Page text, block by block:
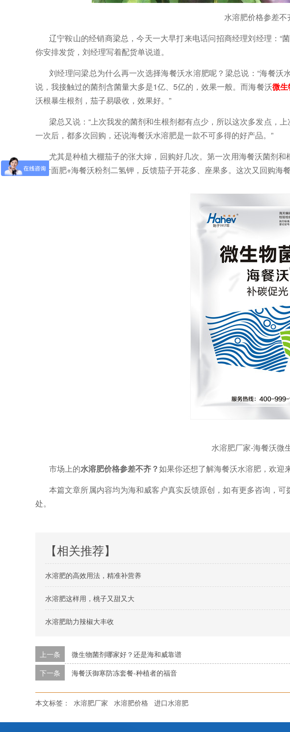
水溶肥价格参差不
辽宁鞍山的经销商梁总，今天一大早打来电话问招商经理刘经理：“
你安排发货，刘经理写着配货单说道。
刘经理问梁总为什么再一次选择海餐沃水溶肥呢？梁总说：“海餐沃
说，我接触过的菌剂含菌量大多是1亿、5亿的，效果一般。而海餐沃微
沃根暴生根剂 ，茄子易吸收，效果好。 ”
梁总又说：“上次我发的菌剂和生根剂都有点少，所以这次多发点，
一次后，都多次回购，还说海餐沃水溶肥是一款不可多得的好产品。 ”
尤其是种植大棚茄子的张大婶，回购好几次。第一次用海餐沃菌剂和
酸叶面肥+海餐沃粉剂二氢钾，反馈茄子开花多、座果多。这次又回购海
水溶肥厂家-海餐沃微
市场上的水溶肥价格参差不齐？如果你还想了解海餐沃水溶肥， 欢迎
本篇文章所属内容均为海和威客户真实反馈原创，如有更多咨询，
处。
【相关推荐】
水溶肥的高效用法，精准补营养
水溶肥这样用，桃子又甜又大
水溶肥助力辣椒大丰收
上一条
微生物菌剂哪家好？还是海和威靠谱
下一条 海餐沃御寒防冻套餐-种植者的福音
本文标签： 水溶肥厂家 水溶肥价格 进口水溶肥